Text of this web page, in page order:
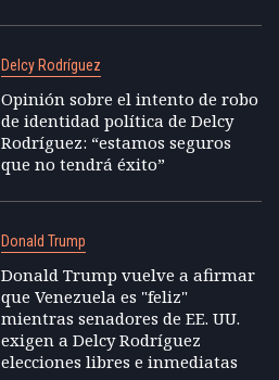
Delcy Rodríguez
Opinión sobre el intento de robo
de identidad política de Delcy
Rodríguez: “estamos seguros
que no tendrá éxito”
Donald Trump
Donald Trump vuelve a afirmar
que Venezuela es "feliz"
mientras senadores de EE. UU.
exigen a Delcy Rodríguez
elecciones libres e inmediatas